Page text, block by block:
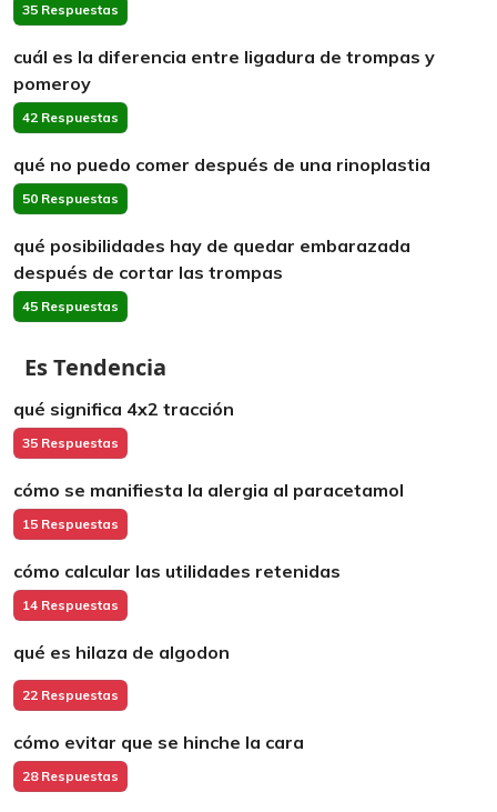
35 Respuestas
cuál es la diferencia entre ligadura de trompas y
pomeroy
42 Respuestas
qué no puedo comer después de una rinoplastia
50 Respuestas
qué posibilidades hay de quedar embarazada
después de cortar las trompas
45 Respuestas
Es Tendencia
qué significa 4x2 tracción
35 Respuestas
cómo se manifiesta la alergia al paracetamol
15 Respuestas
cómo calcular las utilidades retenidas
14 Respuestas
qué es hilaza de algodon
22 Respuestas
cómo evitar que se hinche la cara
28 Respuestas